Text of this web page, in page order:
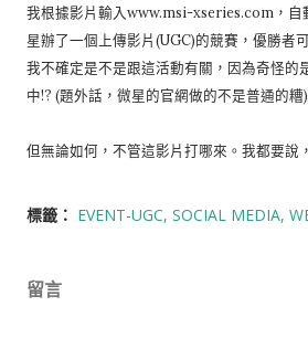
我根據影片輸入www.msi-xseries.com，自
星辦了一個上傳影片(UGC)的競賽，優勝者
我不確定是不是跟這活動有關，因為奇怪的
中!? (題外話，微星的官網做的不是普通的糟)
但無論如何，不管這影片打哪來。我都要說
標籤： EVENT-UGC SOCIAL MEDIA
留言